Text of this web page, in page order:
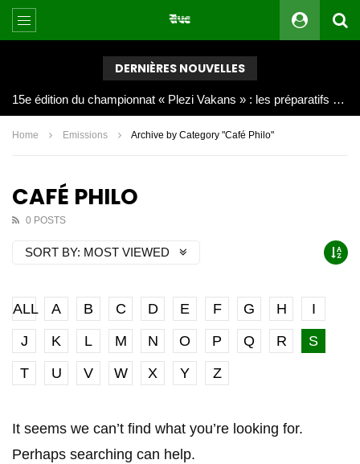
DERNIÈRES NOUVELLES
Joy Clerf Derisier, sur les traces de son père : évangéliser par la musique
Home Emissions Archive by Category "Café Philo"
CAFÉ PHILO
0 POSTS
SORT BY: MOST VIEWED
ALL A B C D E F G H
I
J
K L M N O P Q R
S
T
U V W X Y Z
It seems we can’t find what you’re looking for.
Perhaps searching can help.